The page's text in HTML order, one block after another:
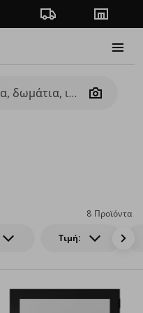
Πορεία παραγγελίας
Camera
Τιμή:
8 Προϊόντα